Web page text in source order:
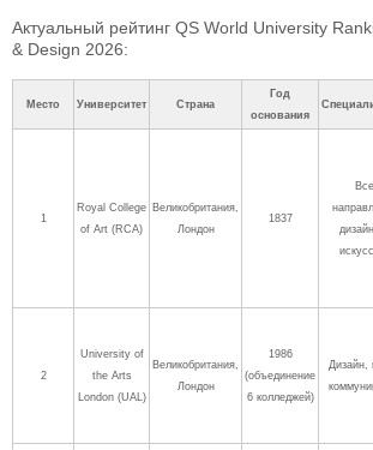
Актуальный рейтинг QS World University
& Design 2026:
Место Университет Страна
Год
основания
1
Royal College
of Art (RCA)
Великобритания,
Лондон
1837
Все
2
University of
the Arts
London (UAL)
Великобритания,
Лондон
1986
(объединение
6 колледжей)
Дизайн,